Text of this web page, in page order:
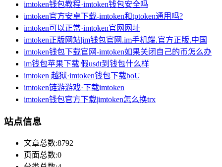
imtoken钱包教程·imtoken钱包安全吗
imtoken官方安卓下载-imtoken和tptoken通用吗?
imtoken可以正常·imtoken官网网址
imtoken正版网站|im钱包官网.im手机端.官方正版.中国
imtoken钱包下载官网-imtoken如果关闭自己的币怎么办
im钱包苹果下载|假usdt到钱包什么样
imtoken 越狱·imtoken钱包下载boU
imtoken链游游戏·下载imtoken
imtoken钱包官方下载|imtoken怎么换trx
站点信息
文章总数:8792
页面总数:0